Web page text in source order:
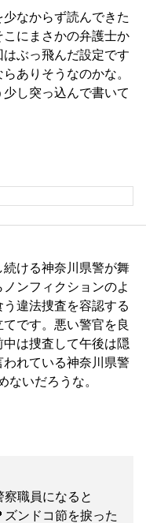
なからず読んできた
にまさかの弁護士か
ぶっ飛んだ設定です
ありそうなのかな。
し突っ込んで書いて
ける神奈川県警が舞
ンフィクションのよ
違法捜査を容認する
です。悪い警官を良
は捜査して午後は隠
れている神奈川県警
ないだろうな。
職員になると
ンドコ節を捩った